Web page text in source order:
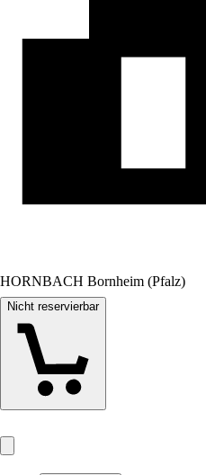
HORNBACH Bornheim (Pfalz)
Nicht reservierbar